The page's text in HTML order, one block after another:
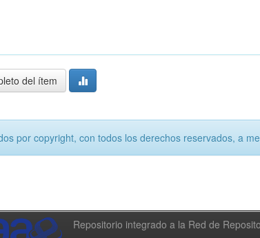
del ítem
por copyright, con todos los derechos reservados, a
Repositorio integrado a la Red de